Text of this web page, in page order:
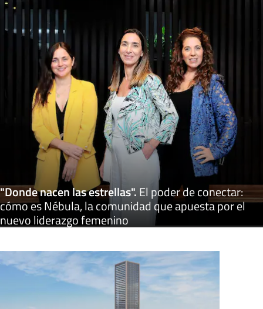
"Donde nacen las estrellas".El poder de conectar:
cómo es Nébula, la comunidad que apuesta por el
nuevo liderazgo femenino